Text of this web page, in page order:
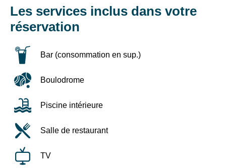
Dégressivité
enfants
Offre
solidaire
période
Remises
fonction
du
Quotient
Les services inclus dans votre
réservation
Bar (consommation en sup.)
Boulodrome
Piscine intérieure
Salle de restaurant
TV
à
contact-
RGPD@vtf-
Plus
d’info
sur
notre
de
confidentialité
sur
la
mentions
légales